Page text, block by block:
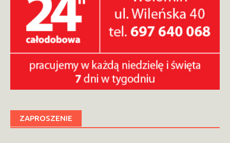
ZAPROSZENIE